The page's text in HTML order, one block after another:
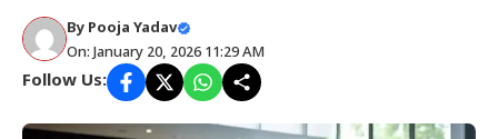
By Pooja Yadav
On: January 20, 2026 11:29 AM
Follow Us: